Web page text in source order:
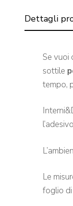
Dettagli
Se vuoi
sottile
tempo,
Le
foglio di